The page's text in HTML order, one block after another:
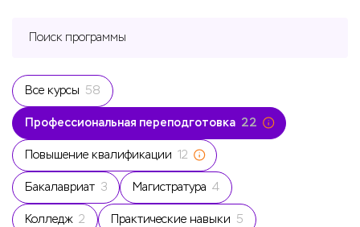
Все курсы 58
Профессиональная переподготовка 22
Повышение квалификации 12
Бакалавриат 3 Магистратура 4
Колледж 2 Практические навыки 5